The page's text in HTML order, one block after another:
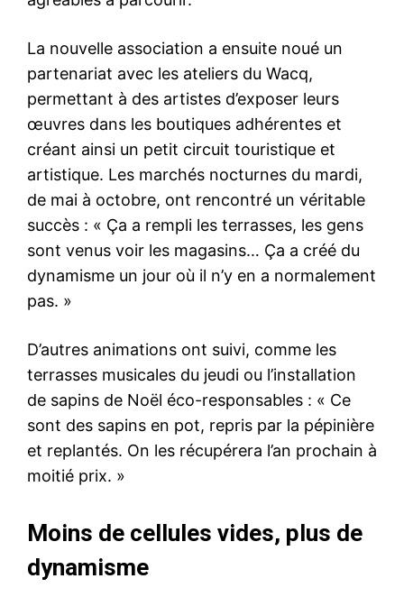
La nouvelle association a ensuite noué un
partenariat avec les ateliers du Wacq,
permettant à des artistes d’exposer leurs
œuvres dans les boutiques adhérentes et
créant ainsi un petit circuit touristique et
artistique. Les marchés nocturnes du mardi,
de mai à octobre, ont rencontré un véritable
succès : « Ça a rempli les terrasses, les gens
sont venus voir les magasins… Ça a créé du
dynamisme un jour où il n’y en a normalement
pas. »
D’autres animations ont suivi, comme les
terrasses musicales du jeudi ou l’installation
de sapins de Noël éco-responsables : « Ce
sont des sapins en pot, repris par la pépinière
et replantés. On les récupérera l’an prochain à
moitié prix. »
Moins de cellules vides, plus de
dynamisme